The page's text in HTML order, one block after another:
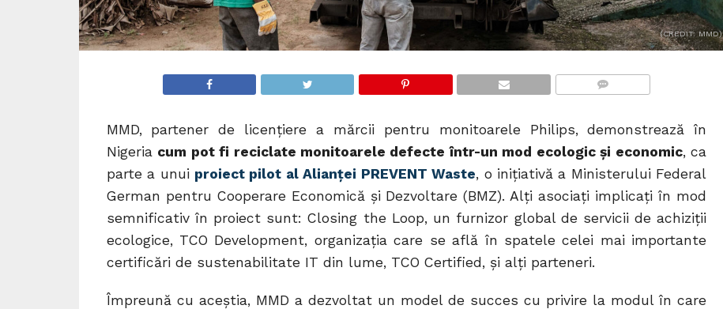
(CREDIT: MMD)
MMD, partener de licențiere a mărcii pentru monitoarele Philips, demonstrează în
Nigeria cum pot fi reciclate monitoarele defecte într-un mod ecologic și economic, ca
parte a unui proiect pilot al Alianței PREVENT Waste, o inițiativă a Ministerului Federal
German pentru Cooperare Economică și Dezvoltare (BMZ). Alți asociați implicați în mod
semnificativ în proiect sunt: Closing the Loop, un furnizor global de servicii de achiziții
ecologice, TCO Development, organizația care se află în spatele celei mai importante
certificări de sustenabilitate IT din lume, TCO Certified, și alți parteneri.
Împreună cu aceștia, MMD a dezvoltat un model de succes cu privire la modul în care